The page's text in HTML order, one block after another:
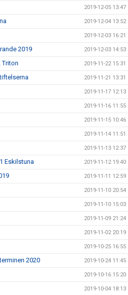
2019-12-05 13:47
2019-12-04 13:52
2019-12-03 16:21
2019 2019-12-03 14:53
Triton 2019-11-22 15:31
2019-11-21 13:31
2019-11-17 12:13
2019-11-16 11:55
2019-11-15 10:46
2019-11-14 11:51
2019-11-13 12:37
Eskilstuna 2019-11-12 19:40
2019-11-11 12:59
2019-11-10 20:54
2019-11-10 15:03
2019-11-09 21:24
2019-11-02 20:19
2019-10-25 16:55
2020 2019-10-24 11:45
2019-10-16 15:20
2019-10-04 18:13